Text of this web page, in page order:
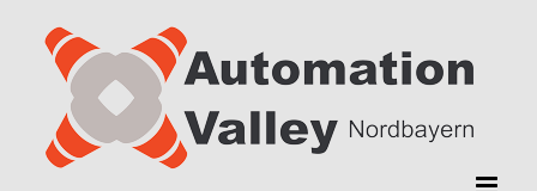
Inhalt
springen